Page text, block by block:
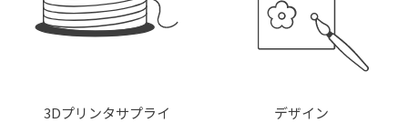
3Dプリンタサプライ デザイン